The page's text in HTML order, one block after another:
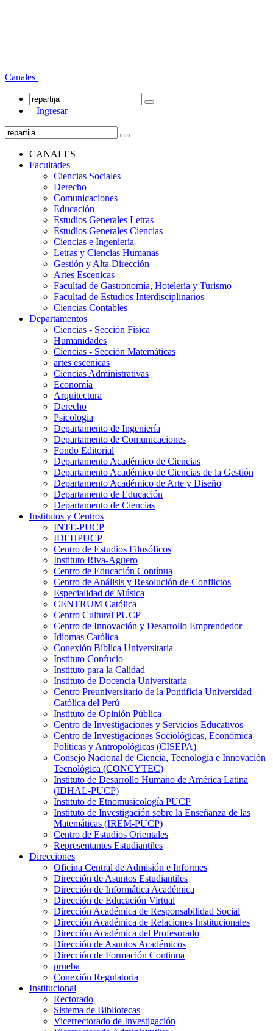
Canales
Ingresar
CANALES
Facultades
Ciencias Sociales
Derecho
Comunicaciones
Educación
Estudios Generales Letras
Estudios Generales Ciencias
Ciencias e Ingeniería
Letras y Ciencias Humanas
Gestión y Alta Dirección
Artes Escenicas
Facultad de Gastronomía, Hotelería y Turismo
Facultad de Estudios Interdisciplinarios
Ciencias Contables
Departamentos
Ciencias - Sección Física
Humanidades
Ciencias - Sección Matemáticas
artes escenicas
Ciencias Administrativas
Economía
Arquitectura
Derecho
Psicologia
Departamento de Ingeniería
Departamento de Comunicaciones
Fondo Editorial
Departamento Académico de Ciencias
Departamento Académico de Ciencias de la Gestión
Departamento Académico de Arte y Diseño
Departamento de Educación
Departamento de Ciencias
Institutos y Centros
INTE-PUCP
IDEHPUCP
Centro de Estudios Filosóficos
Instituto Riva-Agüero
Centro de Educación Contínua
Centro de Análisis y Resolución de Conflictos
Especialidad de Música
CENTRUM Católica
Centro Cultural PUCP
Centro de Innovación y Desarrollo Emprendedor
Idiomas Católica
Conexión Bíblica Universitaria
Instituto Confucio
Instituto para la Calidad
Instituto de Docencia Universitaria
Centro Preuniversitario de la Pontificia Universidad
Católica del Perú
Instituto de Opinión Pública
Centro de Investigaciones y Servicios Educativos
Centro de Investigaciones Sociológicas, Económica
Políticas y Antropológicas (CISEPA)
Consejo Nacional de Ciencia, Tecnología e Innovación
Tecnológica (CONCYTEC)
Instituto de Desarrollo Humano de América Latina
(IDHAL-PUCP)
Instituto de Etnomusicología PUCP
Instituto de Investigación sobre la Enseñanza de las
Matemáticas (IREM-PUCP)
Centro de Estudios Orientales
Representantes Estudiantiles
Direcciones
Oficina Central de Admisión e Informes
Dirección de Asuntos Estudiantiles
Dirección de Informática Académica
Dirección de Educación Virtual
Dirección Académica de Responsabilidad Social
Dirección Académica de Relaciones Institucionales
Dirección Académica del Profesorado
Dirección de Asuntos Académicos
Dirección de Formación Continua
prueba
Conexión Regulatoria
Institucional
Rectorado
Sistema de Bibliotecas
Vicerrectorado de Investigación